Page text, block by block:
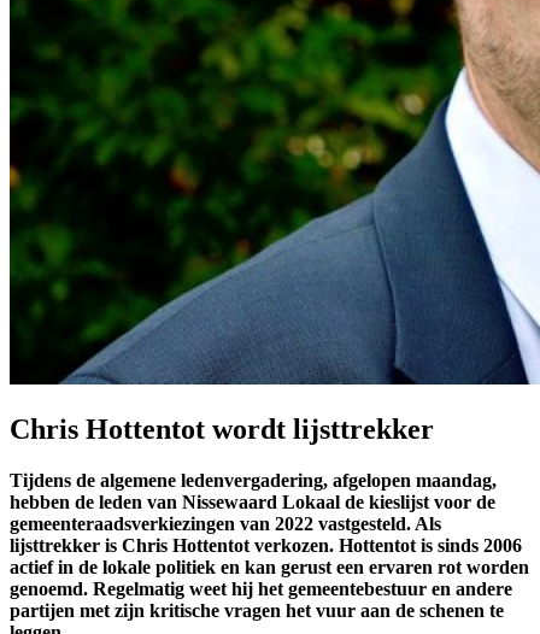
Chris Hottentot wordt lijsttrekker
Tijdens de algemene ledenvergadering, afgelopen maandag,
hebben de leden van Nissewaard Lokaal de kieslijst voor de
gemeenteraadsverkiezingen van 2022 vastgesteld. Als
lijsttrekker is Chris Hottentot verkozen. Hottentot is sinds 2006
actief in de lokale politiek en kan gerust een ervaren rot worden
genoemd. Regelmatig weet hij het gemeentebestuur en andere
partijen met zijn kritische vragen het vuur aan de schenen te